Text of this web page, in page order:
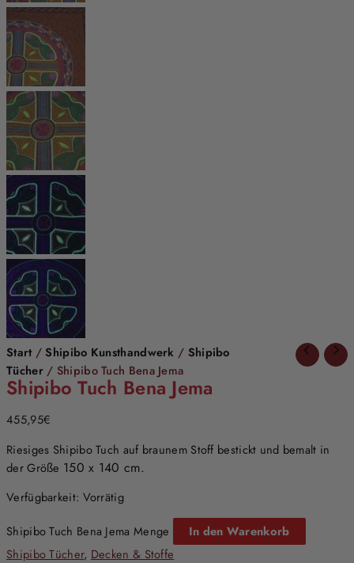
Start / Shipibo Kunsthandwerk / Shipibo
Tücher/ Shipibo Tuch Bena Jema
Shipibo Tuch Bena Jema
455,95€
Riesiges Shipibo Tuch auf braunem Stoff bestickt und bemalt in
der Größe 150 x 140 cm.
Verfügbarkeit: Vorrätig
Shipibo Tuch Bena Jema Menge
In den Warenkorb
Shipibo Tücher, Decken & Stoffe